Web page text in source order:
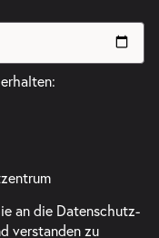
an die Datenschutz-
verstanden zu